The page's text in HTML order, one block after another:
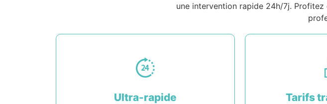
une intervention rapide 24h/7j. Profitez
Ultra-rapide Tarifs